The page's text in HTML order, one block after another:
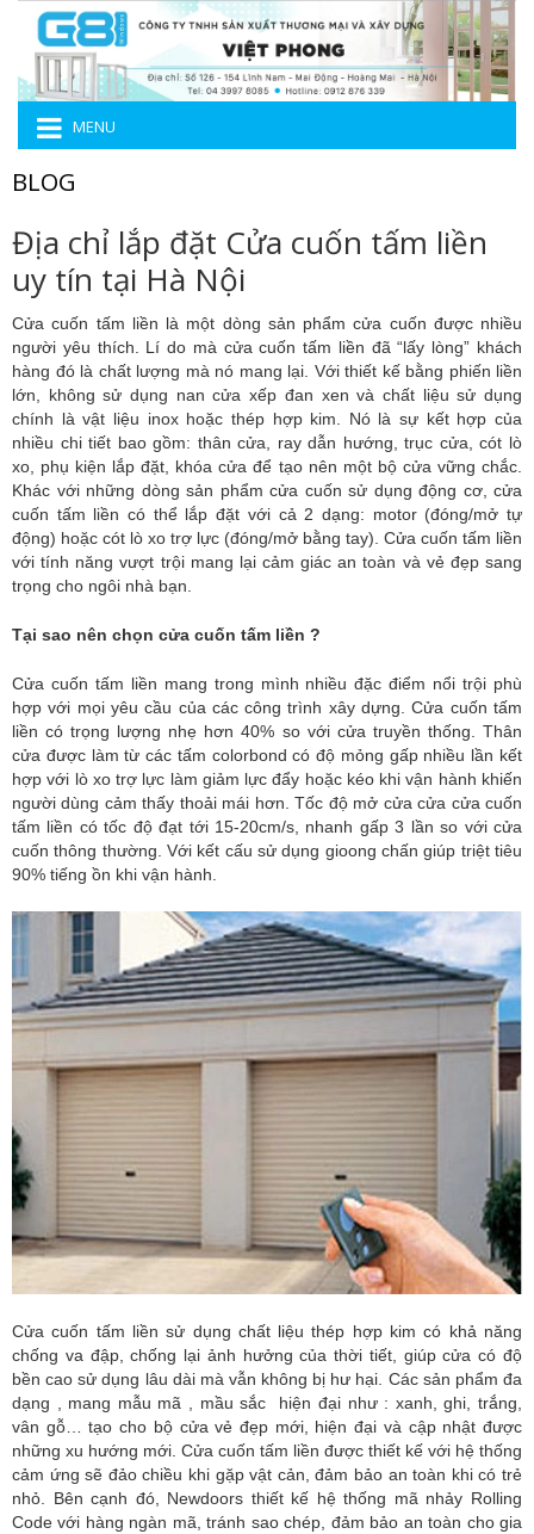
MENU
BLOG
Địa chỉ lắp đặt Cửa cuốn tấm liền
uy tín tại Hà Nội
Cửa cuốn tấm liền là một dòng sản phẩm cửa cuốn được nhiều
người yêu thích. Lí do mà cửa cuốn tấm liền đã “lấy lòng” khách
hàng đó là chất lượng mà nó mang lại. Với thiết kế bằng phiến liền
lớn, không sử dụng nan cửa xếp đan xen và chất liệu sử dụng
chính là vật liệu inox hoặc thép hợp kim. Nó là sự kết hợp của
nhiều chi tiết bao gồm: thân cửa, ray dẫn hướng, trục cửa, cót lò
xo, phụ kiện lắp đặt, khóa cửa để tạo nên một bộ cửa vững chắc.
Khác với những dòng sản phẩm cửa cuốn sử dụng động cơ, cửa
cuốn tấm liền có thể lắp đặt với cả 2 dạng: motor (đóng/mở tự
động) hoặc cót lò xo trợ lực (đóng/mở bằng tay). Cửa cuốn tấm liền
với tính năng vượt trội mang lại cảm giác an toàn và vẻ đẹp sang
trọng cho ngôi nhà bạn.
Tại sao nên chọn cửa cuốn tấm liền ?
Cửa cuốn tấm liền mang trong mình nhiều đặc điểm nổi trội phù
hợp với mọi yêu cầu của các công trình xây dựng. Cửa cuốn tấm
liền có trọng lượng nhẹ hơn 40% so với cửa truyền thống. Thân
cửa được làm từ các tấm colorbond có độ mỏng gấp nhiều lần kết
hợp với lò xo trợ lực làm giảm lực đẩy hoặc kéo khi vận hành khiến
người dùng cảm thấy thoải mái hơn. Tốc độ mở cửa cửa cửa cuốn
tấm liền có tốc độ đạt tới 15-20cm/s, nhanh gấp 3 lần so với cửa
cuốn thông thường. Với kết cấu sử dụng gioong chấn giúp triệt tiêu
90% tiếng ồn khi vận hành.
Cửa cuốn tấm liền sử dụng chất liệu thép hợp kim có khả năng
chống va đập, chống lại ảnh hưởng của thời tiết, giúp cửa có độ
bền cao sử dụng lâu dài mà vẫn không bị hư hại. Các sản phẩm đa
dạng , mang mẫu mã , mầu sắc hiện đại như : xanh, ghi, trắng,
vân gỗ… tạo cho bộ cửa vẻ đẹp mới, hiện đại và cập nhật được
những xu hướng mới. Cửa cuốn tấm liền được thiết kế với hệ thống
cảm ứng sẽ đảo chiều khi gặp vật cản, đảm bảo an toàn khi có trẻ
nhỏ. Bên cạnh đó, Newdoors thiết kế hệ thống mã nhảy Rolling
Code với hàng ngàn mã, tránh sao chép, đảm bảo an toàn cho gia